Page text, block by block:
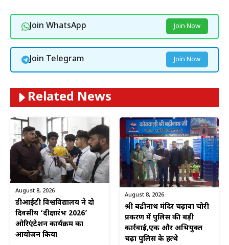
Join WhatsApp Join Now
Join Telegram Join Now
Related News
August 8, 2026
डीआईटी विश्वविद्यालय ने दो
दिवसीय ‘दीक्षारंभ 2026’
ओरिएंटेशन कार्यक्रम का
आयोजन किया
August 8, 2026
श्री बद्रीनाथ मंदिर चढ़ावा चोरी
प्रकरण में पुलिस की बड़ी
कार्रवाई,एक और अभियुक्त
चढ़ा पुलिस के हत्थे